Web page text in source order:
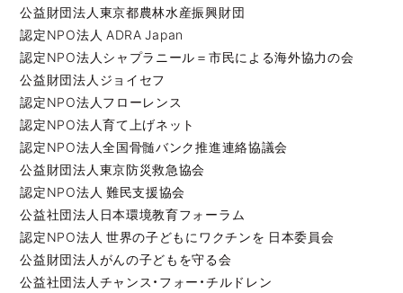
公益財団法人東京都農林水産振興財団
認定NPO法人 ADRA Japan
認定NPO法人シャプラニール＝市民による海外協力の会
公益財団法人ジョイセフ
認定NPO法人フローレンス
認定NPO法人育て上げネット
認定NPO法人全国骨髄バンク推進連絡協議会
公益財団法人東京防災救急協会
認定NPO法人 難民支援協会
公益社団法人日本環境教育フォーラム
認定NPO法人 世界の子どもにワクチンを 日本委員会
公益財団法人がんの子どもを守る会
公益社団法人チャンス・フォー・チルドレン